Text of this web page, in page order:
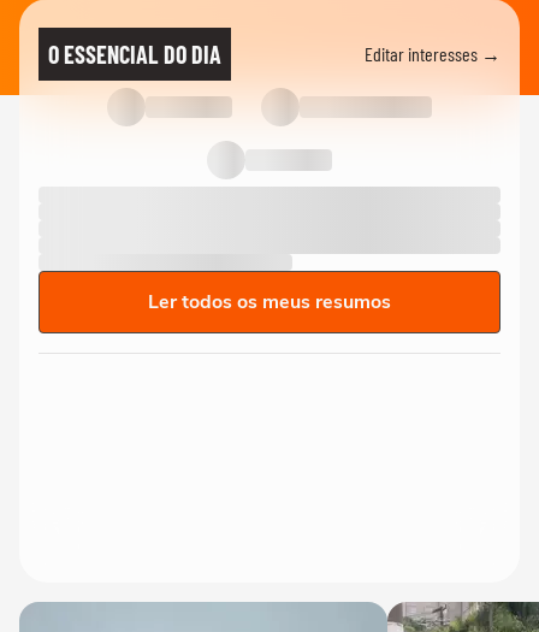
O ESSENCIAL DO DIA Editar interesses →
Ler todos os meus resumos